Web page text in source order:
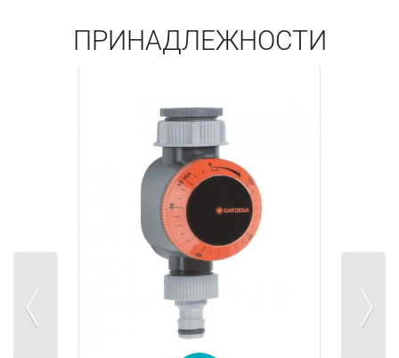
ПРИНАДЛЕЖНОСТИ